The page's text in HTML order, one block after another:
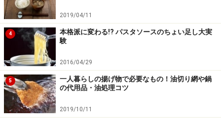
2019/04/11
4
本格派に変わる!? パスタソースのちょい足し大実
験
2016/04/29
5
一人暮らしの揚げ物で必要なもの！油切り網や鍋
の代用品・油処理コツ
2019/10/11